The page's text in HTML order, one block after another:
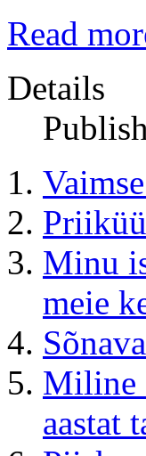
Read
Details
Minu
meie
Miline
aastat